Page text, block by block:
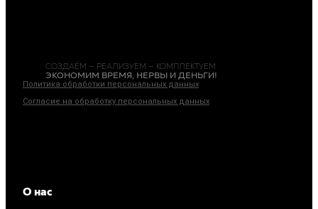
СОЗДАЁМ — РЕАЛИЗУЕМ — КОМПЛЕКТУЕМ
ЭКОНОМИМ ВРЕМЯ, НЕРВЫ И ДЕНЬГИ!
Политика обработки персональных данных
Согласие на обработку персональных данных
О нас